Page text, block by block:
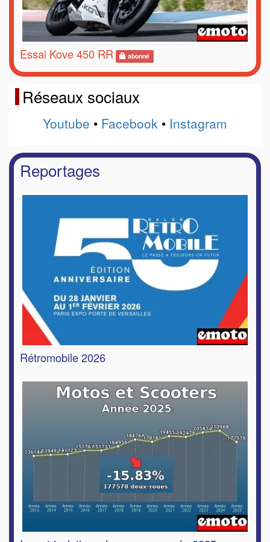
Essai Kove 450 RR abonné
Réseaux sociaux
Youtube • Facebook • Instagram
Reportages
Rétromobile 2026